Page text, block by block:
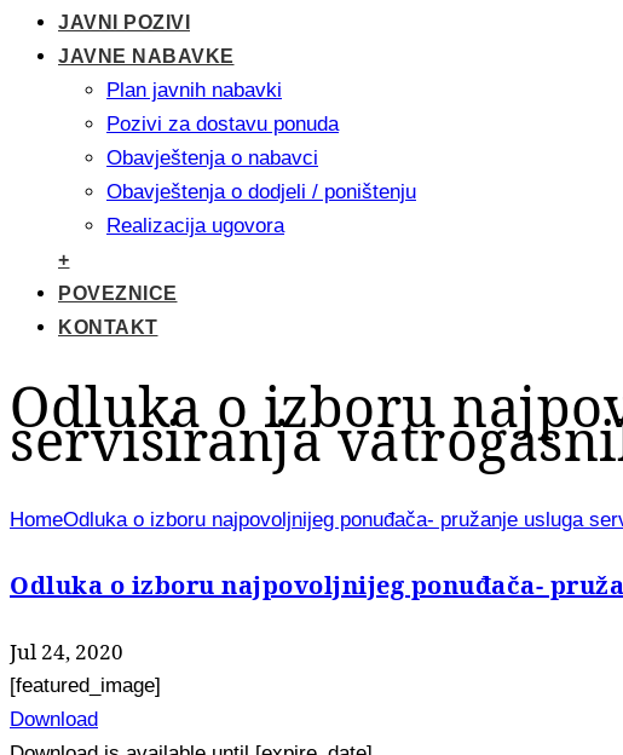
JAVNI POZIVI
JAVNE NABAVKE
Plan javnih nabavki
Pozivi za dostavu ponuda
Obavještenja o nabavci
Obavještenja o dodjeli / poništenju
Realizacija ugovora
+
POVEZNICE
KONTAKT
Odluka o izboru
servisiranja
HomeOdluka o izboru najpovoljnijeg ponuđača- pružanje usluga
Odluka o izboru najpovoljnijeg ponuđača-
Jul 24, 2020
[featured_image]
Download